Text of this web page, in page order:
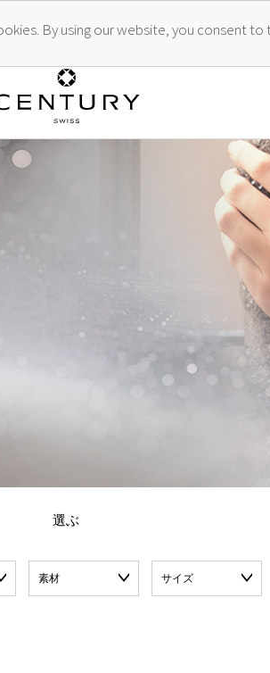
By using our website, you consent
選ぶ
素材 サイズ